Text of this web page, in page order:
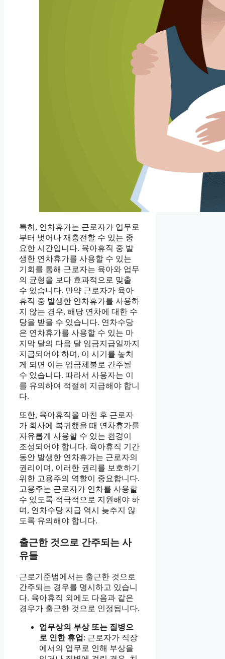
특히, 연차휴가는 근로자가 업무로
부터 벗어나 재충전할 수 있는 중
요한 시간입니다. 육아휴직 중 발
생한 연차휴가를 사용할 수 있는
기회를 통해 근로자는 육아와 업무
의 균형을 보다 효과적으로 맞출
수 있습니다. 만약 근로자가 육아
휴직 중 발생한 연차휴가를 사용하
지 않는 경우, 해당 연차에 대한 수
당을 받을 수 있습니다. 연차수당
은 연차휴가를 사용할 수 있는 마
지막 달의 다음 달 임금지급일까지
지급되어야 하며, 이 시기를 놓치
게 되면 이는 임금체불로 간주될
수 있습니다. 따라서 사용자는 이
를 유의하여 적절히 지급해야 합니
다.
또한, 육아휴직을 마친 후 근로자
가 회사에 복귀했을 때 연차휴가를
자유롭게 사용할 수 있는 환경이
조성되어야 합니다. 육아휴직 기간
동안 발생한 연차휴가는 근로자의
권리이며, 이러한 권리를 보호하기
위한 고용주의 역할이 중요합니다.
고용주는 근로자가 연차를 사용할
수 있도록 적극적으로 지원해야 하
며, 연차수당 지급 역시 늦추지 않
도록 유의해야 합니다.
출근한 것으로 간주되는 사
유들
근로기준법에서는 출근한 것으로
간주되는 경우를 명시하고 있습니
다. 육아휴직 외에도 다음과 같은
경우가 출근한 것으로 인정됩니다.
업무상의 부상 또는 질병으
로 인한 휴업 : 근로자가 직장
에서의 업무로 인해 부상을